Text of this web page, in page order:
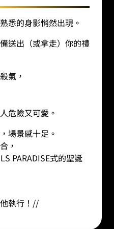
悉的身影悄然出現。
送出（或拿走）你的禮
氣，
危險又可愛。
場景感十足。
，
PARADISE式的聖誕
執行！ //